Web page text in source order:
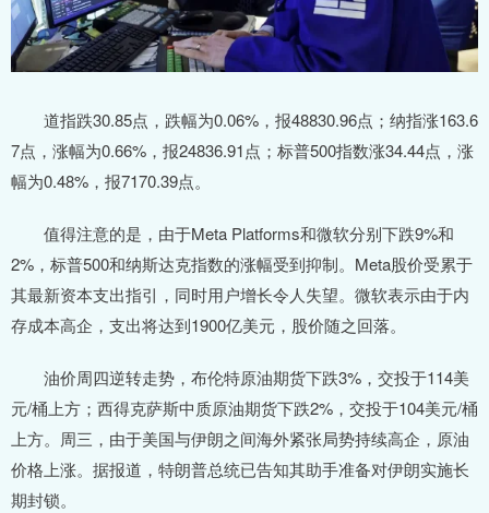
道指跌30.85点，跌幅为0.06%，报48830.96点；纳指涨163.6
7点，涨幅为0.66%，报24836.91点；标普500指数涨34.44点，涨
幅为0.48%，报7170.39点。
值得注意的是，由于Meta Platforms和微软分别下跌9%和
2%，标普500和纳斯达克指数的涨幅受到抑制。Meta股价受累于
其最新资本支出指引，同时用户增长令人失望。微软表示由于内
存成本高企，支出将达到1900亿美元，股价随之回落。
油价周四逆转走势，布伦特原油期货下跌3%，交投于114美
元/桶上方；西得克萨斯中质原油期货下跌2%，交投于104美元/桶
上方。周三，由于美国与伊朗之间海外紧张局势持续高企，原油
价格上涨。据报道，特朗普总统已告知其助手准备对伊朗实施长
期封锁。